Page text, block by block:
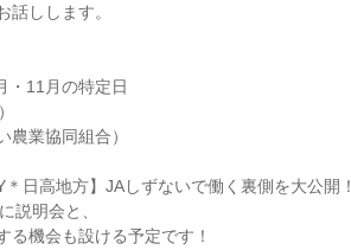
話しします。
・11月の特定日
農業協同組合）
日高地方】JAしずないで働く裏側を大公開！
説明会と、
る機会も設ける予定です！